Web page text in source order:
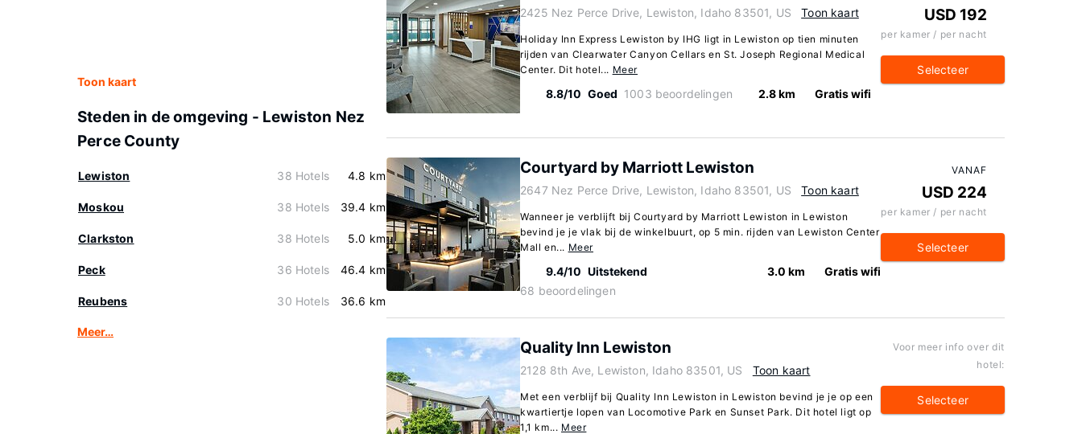
Toon kaart
Steden in de omgeving - Lewiston Nez
Perce County
Lewiston 38 Hotels 4.8 km
Moskou 38 Hotels 39.4 km
Clarkston 38 Hotels 5.0 km
Peck 36 Hotels 46.4 km
Reubens 30 Hotels 36.6 km
Meer…
2425 Nez Perce Drive, Lewiston, Idaho 83501, US Toon kaart
Holiday Inn Express Lewiston by IHG ligt in Lewiston op tien minuten
rijden van Clearwater Canyon Cellars en St. Joseph Regional Medical
Center. Dit hotel... Meer
8.8/10 Goed 1003 beoordelingen 2.8 km Gratis wifi
USD 192
per kamer / per nacht
Selecteer
Courtyard by Marriott Lewiston
2647 Nez Perce Drive, Lewiston, Idaho 83501, US Toon kaart
Wanneer je verblijft bij Courtyard by Marriott Lewiston in Lewiston
bevind je je vlak bij de winkelbuurt, op 5 min. rijden van Lewiston Center
Mall en... Meer
9.4/10 Uitstekend
68 beoordelingen
3.0 km Gratis wifi
VANAF
USD 224
per kamer / per nacht
Selecteer
Quality Inn Lewiston
2128 8th Ave, Lewiston, Idaho 83501, US Toon kaart
Met een verblijf bij Quality Inn Lewiston in Lewiston bevind je je op een
kwartiertje lopen van Locomotive Park en Sunset Park. Dit hotel ligt op
1,1 km... Meer
Voor meer info over dit
hotel:
Selecteer